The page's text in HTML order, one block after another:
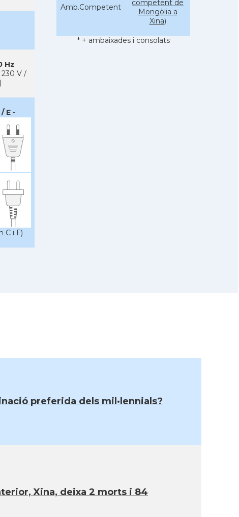
Hz
V /
/ E -
C i F)
Amb.Competent
competent de
Mongòlia a
Xina)
* + ambaixades i consolats
preferida dels mil·lennials?
Xina, deixa 2 morts i 84